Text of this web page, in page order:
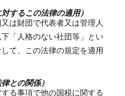
するこの法律の適用）
は財団で代表者又は管理人
「人格のない社団等」とい
て、この法律の規定を適用
との関係）
る事項で他の国税に関する